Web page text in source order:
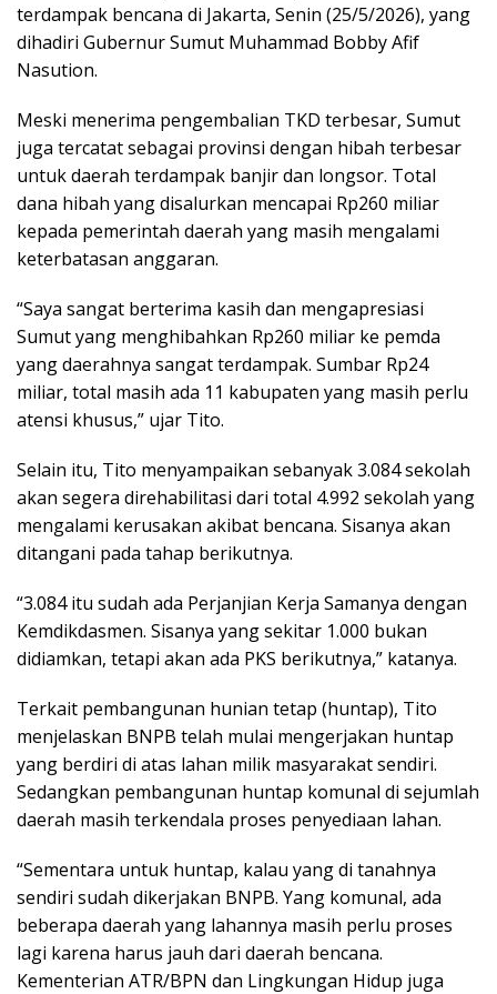
terdampak bencana di Jakarta, Senin (25/5/2026), yang
dihadiri Gubernur Sumut Muhammad Bobby Afif
Nasution.
Meski menerima pengembalian TKD terbesar, Sumut
juga tercatat sebagai provinsi dengan hibah terbesar
untuk daerah terdampak banjir dan longsor. Total
dana hibah yang disalurkan mencapai Rp260 miliar
kepada pemerintah daerah yang masih mengalami
keterbatasan anggaran.
“Saya sangat berterima kasih dan mengapresiasi
Sumut yang menghibahkan Rp260 miliar ke pemda
yang daerahnya sangat terdampak. Sumbar Rp24
miliar, total masih ada 11 kabupaten yang masih perlu
atensi khusus,” ujar Tito.
Selain itu, Tito menyampaikan sebanyak 3.084 sekolah
akan segera direhabilitasi dari total 4.992 sekolah yang
mengalami kerusakan akibat bencana. Sisanya akan
ditangani pada tahap berikutnya.
“3.084 itu sudah ada Perjanjian Kerja Samanya dengan
Kemdikdasmen. Sisanya yang sekitar 1.000 bukan
didiamkan, tetapi akan ada PKS berikutnya,” katanya.
Terkait pembangunan hunian tetap (huntap), Tito
menjelaskan BNPB telah mulai mengerjakan huntap
yang berdiri di atas lahan milik masyarakat sendiri.
Sedangkan pembangunan huntap komunal di sejumlah
daerah masih terkendala proses penyediaan lahan.
“Sementara untuk huntap, kalau yang di tanahnya
sendiri sudah dikerjakan BNPB. Yang komunal, ada
beberapa daerah yang lahannya masih perlu proses
lagi karena harus jauh dari daerah bencana.
Kementerian ATR/BPN dan Lingkungan Hidup juga